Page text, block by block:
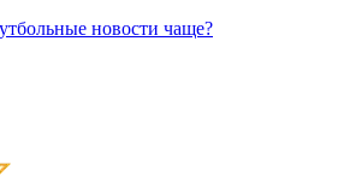
новости чаще?